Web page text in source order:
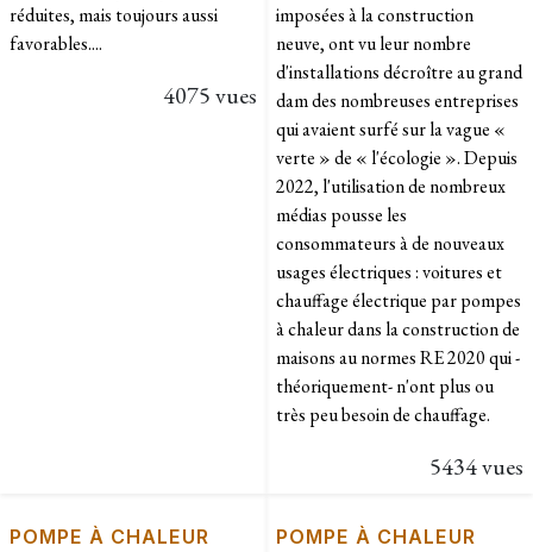
réduites, mais toujours aussi
favorables....
4075 vues
imposées à la construction
neuve, ont vu leur nombre
d'installations décroître au grand
dam des nombreuses entreprises
qui avaient surfé sur la vague «
verte » de « l'écologie ». Depuis
2022, l'utilisation de nombreux
médias pousse les
consommateurs à de nouveaux
usages électriques : voitures et
chauffage électrique par pompes
à chaleur dans la construction de
maisons au normes RE 2020 qui -
théoriquement- n'ont plus ou
très peu besoin de chauffage.
5434 vues
POMPE À CHALEUR POMPE À CHALEUR